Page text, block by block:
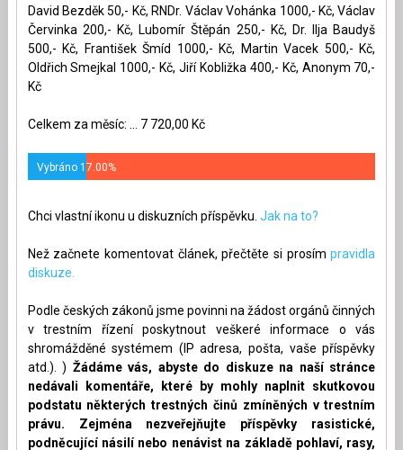
David Bezděk 50,- Kč, RNDr. Václav Vohánka 1000,- Kč, Václav
Červinka 200,- Kč, Lubomír Štěpán 250,- Kč, Dr. Ilja Baudyš
500,- Kč, František Šmíd 1000,- Kč, Martin Vacek 500,- Kč,
Oldřich Smejkal 1000,- Kč, Jiří Kobližka 400,- Kč, Anonym 70,-
Kč
Celkem za měsíc: ... 7 720,00 Kč
Vybráno 17.00%
Chci vlastní ikonu u diskuzních příspěvku. Jak na to?
Než začnete komentovat článek, přečtěte si prosímpravidla
diskuze.
Podle českých zákonů jsme povinni na žádost orgánů činných
v trestním řízení poskytnout veškeré informace o vás
shromážděné systémem (IP adresa, pošta, vaše příspěvky
atd.). ) Žádáme vás, abyste do diskuze na naší stránce
nedávali komentáře, které by mohly naplnit skutkovou
podstatu některých trestných činů zmíněných v trestním
právu. Zejména nezveřejňujte příspěvky rasistické,
podněcující násilí nebo nenávist na základě pohlaví, rasy,